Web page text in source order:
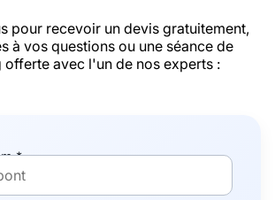
pour recevoir un devis gratuitement,
à vos questions ou une séance de
offerte avec l'un de nos experts :
*